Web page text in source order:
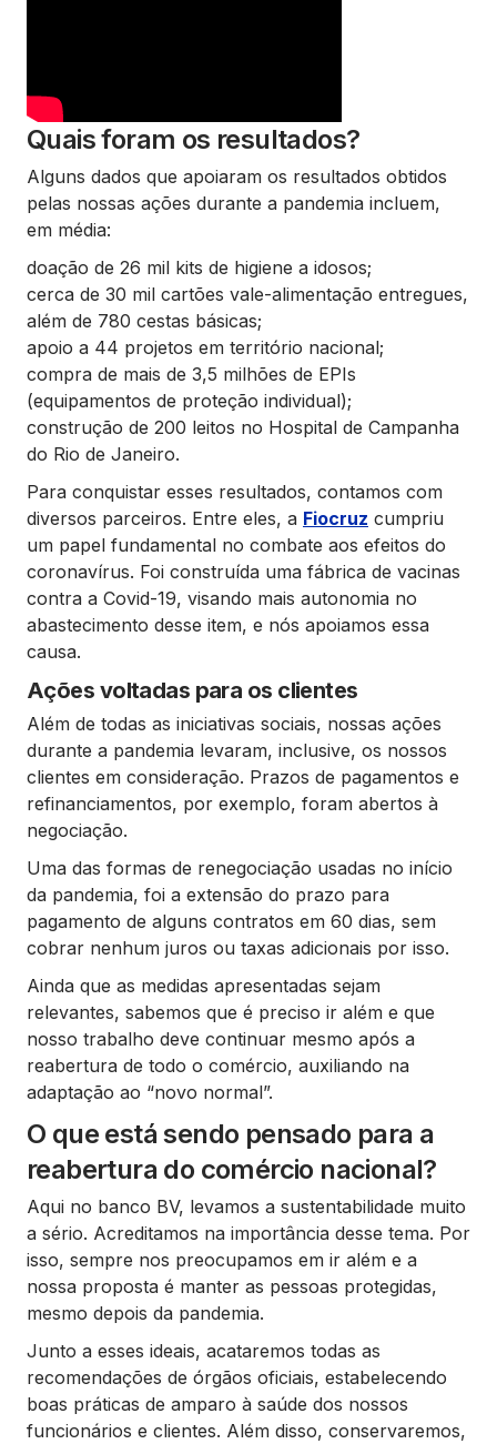
Quais foram os resultados?
Alguns dados que apoiaram os resultados obtidos
pelas nossas ações durante a pandemia incluem,
em média:
doação de 26 mil kits de higiene a idosos;
cerca de 30 mil cartões vale-alimentação entregues,
além de 780 cestas básicas;
apoio a 44 projetos em território nacional;
compra de mais de 3,5 milhões de EPIs
(equipamentos de proteção individual);
construção de 200 leitos no Hospital de Campanha
do Rio de Janeiro.
Para conquistar esses resultados, contamos com
diversos parceiros. Entre eles, a Fiocruz cumpriu
um papel fundamental no combate aos efeitos do
coronavírus. Foi construída uma fábrica de vacinas
contra a Covid-19, visando mais autonomia no
abastecimento desse item, e nós apoiamos essa
causa.
Ações voltadas para os clientes
Além de todas as iniciativas sociais, nossas ações
durante a pandemia levaram, inclusive, os nossos
clientes em consideração. Prazos de pagamentos e
refinanciamentos, por exemplo, foram abertos à
negociação.
Uma das formas de renegociação usadas no início
da pandemia, foi a extensão do prazo para
pagamento de alguns contratos em 60 dias, sem
cobrar nenhum juros ou taxas adicionais por isso.
Ainda que as medidas apresentadas sejam
relevantes, sabemos que é preciso ir além e que
nosso trabalho deve continuar mesmo após a
reabertura de todo o comércio, auxiliando na
adaptação ao “novo normal”.
O que está sendo pensado para a
reabertura do comércio nacional?
Aqui no banco BV, levamos a sustentabilidade muito
a sério. Acreditamos na importância desse tema. Por
isso, sempre nos preocupamos em ir além e a
nossa proposta é manter as pessoas protegidas,
mesmo depois da pandemia.
Junto a esses ideais, acataremos todas as
recomendações de órgãos oficiais, estabelecendo
boas práticas de amparo à saúde dos nossos
funcionários e clientes. Além disso, conservaremos,